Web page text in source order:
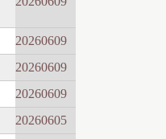
20260609
20260609
20260609
20260605